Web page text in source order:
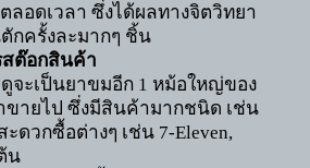
ลอดเวลา ซึ่งได้ผลทางจิตวิทยา
กครั้งละมากๆ ชิ้น
สต๊อกสินค้า
จะเป็นยาขมอีก 1 หม้อใหญ่ของ
ขายไป ซึ่งมีสินค้ามากชนิด เช่น
ดวกซื้อต่างๆ เช่น 7-Eleven,
น